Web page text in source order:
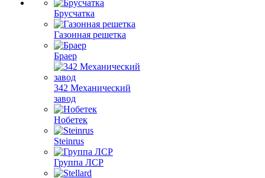
Брусчатка
Газонная решетка
Браер
342 Механический
завод
Нобетек
Steinrus
Группа ЛСР